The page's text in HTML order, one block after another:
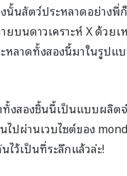
นั้นสัตว์ประหลาดอย่าง
ยบนดาวเคราะห์ X ด้ว
หลาดทั้งสองนี้มาในรูปแ
งสองชิ้นนี้เป็นแบบผลิต
ไปผ่านเวบไซต์ของ
ไว้เป็นที่ระลึกแล้วล่ะ!